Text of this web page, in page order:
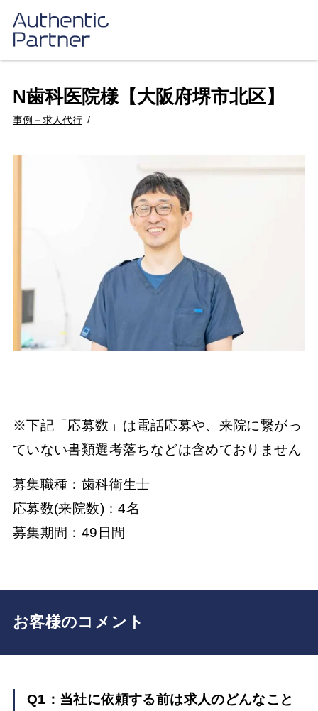
事例－求人代行
N歯科医院様【大阪府堺市北区】
※下記「応募数」は電話応募や、来院に繋がっ
ていない書類選考落ちなどは含めておりません
募集職種：歯科衛生士
応募数(来院数)：4名
募集期間：49日間
お客様のコメント
Q1：当社に依頼する前は求人のどんなこと